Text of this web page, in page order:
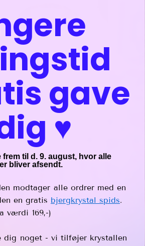
gave
♥︎
til d. 9. august, hvor alle
bliver afsendt.
modtager alle ordrer med en
en gratis bjergkrystal spids.
værdi 169,-)
dig noget - vi tilføjer krystallen